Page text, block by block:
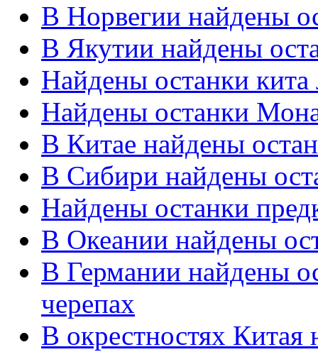
В Норвегии найдены
В Якутии найдены
Найдены останки кита
Найдены останки
В Китае найдены
В Сибири найдены
Найдены останки
В Океании найдены
В Германии найдены
черепах
В окрестностях Китая